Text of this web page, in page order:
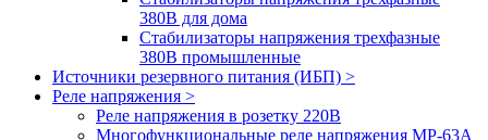
380В для дома
Стабилизаторы напряжения трехфазные
380В промышленные
Источники резервного питания (ИБП) >
Реле напряжения >
Реле напряжения в розетку 220В
Многофункциональные реле напряжения МР-63А